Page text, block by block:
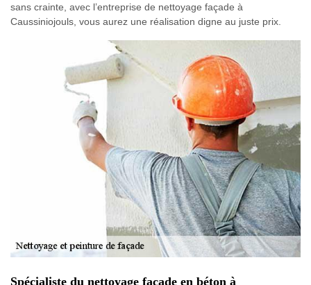
sans crainte, avec l’entreprise de nettoyage façade à
Caussiniojouls, vous aurez une réalisation digne au juste prix.
Spécialiste du nettoyage façade en béton à